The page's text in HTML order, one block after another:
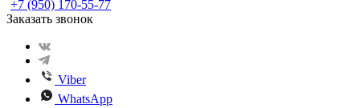
+7 (950) 170-55-77
Заказать звонок
Viber
WhatsApp